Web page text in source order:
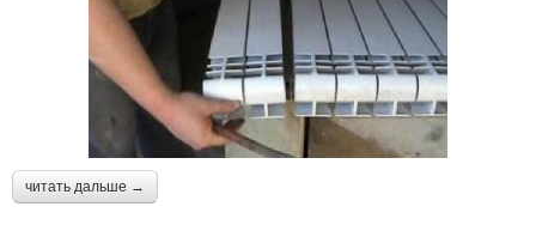
читать дальше →